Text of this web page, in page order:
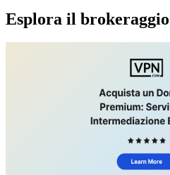
Esplora il